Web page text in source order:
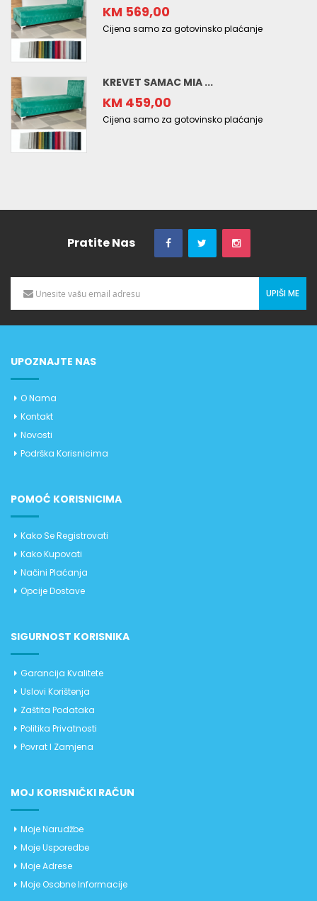
KM 569,00
Cijena samo za gotovinsko plaćanje
KREVET SAMAC MIA ...
KM 459,00
Cijena samo za gotovinsko plaćanje
Pratite Nas
UPIŠI ME
UPOZNAJTE NAS
O Nama
Kontakt
Novosti
Podrška Korisnicima
POMOĆ KORISNICIMA
Kako Se Registrovati
Kako Kupovati
Načini Plaćanja
Opcije Dostave
SIGURNOST KORISNIKA
Garancija Kvalitete
Uslovi Korištenja
Zaštita Podataka
Politika Privatnosti
Povrat I Zamjena
MOJ KORISNIČKI RAČUN
Moje Narudžbe
Moje Usporedbe
Moje Adrese
Moje Osobne Informacije